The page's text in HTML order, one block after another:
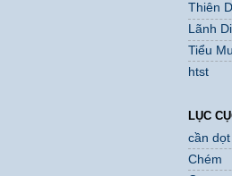
Thiên
Lãnh
Tiểu
htst
LỤC
cần dọt
Chém